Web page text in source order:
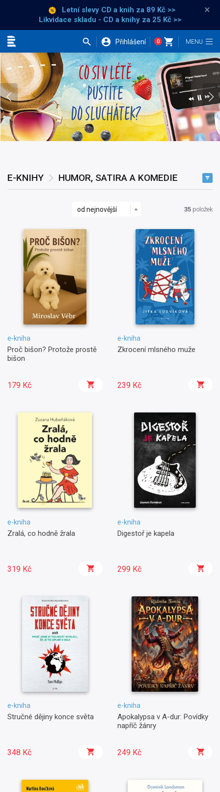
Letní slevy CD a knih za 89 Kč >>
Likvidace skladu - CD a knihy za 25 Kč >>
×
Přihlášení 0
Kategorie
Co si v létě pustíte do sluchátek?
E-KNIHY HUMOR, SATIRA A KOMEDIE
od nejnovější 35 položek
e-kniha
Proč bišon? Protože prostě
bišon
179 Kč
e-kniha
Zkrocení mlsného muže
239 Kč
e-kniha
Zralá, co hodně žrala
319 Kč
e-kniha
Digestoř je kapela
299 Kč
e-kniha
Stručné dějiny konce světa
348 Kč
e-kniha
Apokalypsa v A-dur: Povídky
napříč žánry
249 Kč